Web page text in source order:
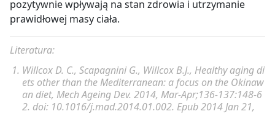
Wykonanie
Świeże, całe krewetki oczyścić – oderwać głowy,
zdjąć pancerze, następnie, nacinając grzbiet po
czarne jelita. Ogonki można pozostawić.
Ugotować ryż w lekko osolonej wodzie.
Na patelnię wlać wodę, włożyć pastę miso,
pozytywnie wpływają na stan zdrowia i utrzymanie
prawidłowej masy ciała.
Literatura:
Willcox D. C., Scapagnini G., Willcox B.J., Healthy aging di
ets other than the Mediterranean: a focus on the Okinaw
an diet, Mech Ageing Dev. 2014, Mar-Apr;136-137:148-6
2. doi: 10.1016/j.mad.2014.01.002. Epub 2014 Jan 21,